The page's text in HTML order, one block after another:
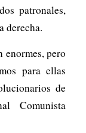
patronales,
derecha.
enormes, pero
para ellas
de
Comunista